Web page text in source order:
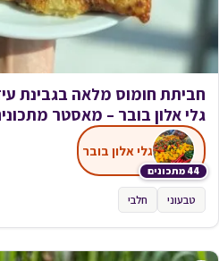
חביתת חומוס מלאה בגבינת
גלי אלון בובר – מאסטר
44 מתכונים
גלי אלון בובר
טבעוני חלבי